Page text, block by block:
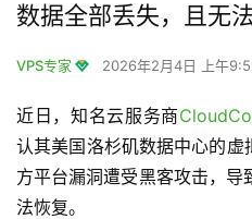
数据全部丢失，且无
VPS专家 2026年2月4日 上午
近日，知名云服务商
认其美国洛杉矶数据中心的虚
方平台漏洞遭受黑客攻击，
法恢复。